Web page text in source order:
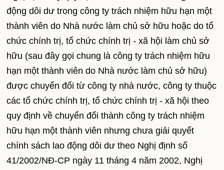
động dôi dư trong công ty trách nhiệm hữu hạn một
thành viên do Nhà nước làm chủ sở hữu hoặc do tổ
chức chính trị, tổ chức chính trị - xã hội làm chủ sở
hữu (sau đây gọi chung là công ty trách nhiệm hữu
hạn một thành viên do Nhà nước làm chủ sở hữu)
được chuyển đổi từ công ty nhà nước, công ty thuộc
các tổ chức chính trị, tổ chức chính trị - xã hội theo
quy định về chuyển đổi thành công ty trách nhiệm
hữu hạn một thành viên nhưng chưa giải quyết
chính sách lao động dôi dư theo Nghị định số
41/2002/NĐ-CP ngày 11 tháng 4 năm 2002, Nghị